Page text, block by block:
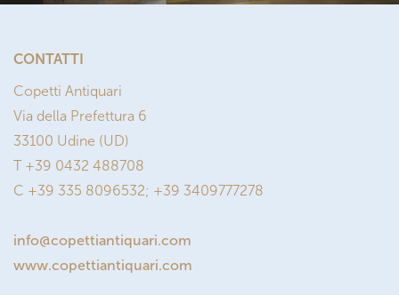
CONTATTI
Copetti Antiquari
Via della Prefettura 6
33100 Udine (UD)
T +39 0432 488708
C +39 335 8096532; +39 3409777278
info@copettiantiquari.com
www.copettiantiquari.com